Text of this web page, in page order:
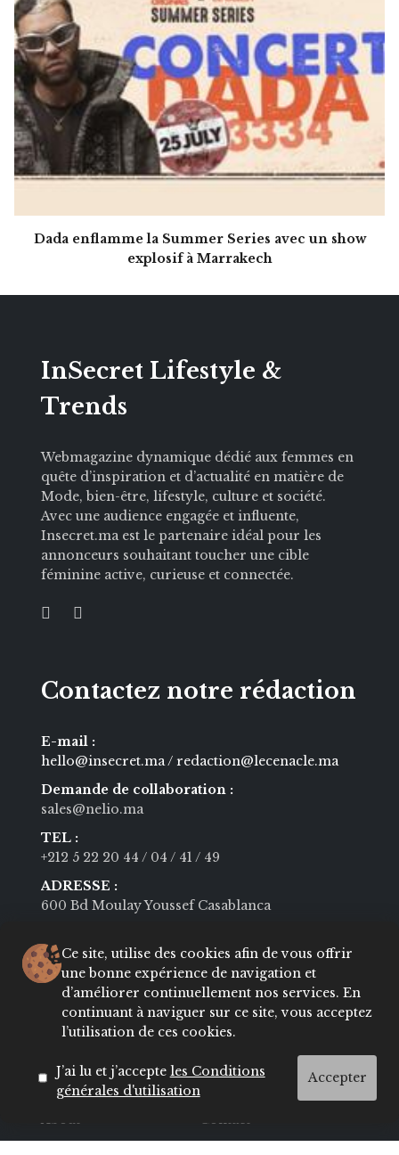
Dada enflamme la Summer Series avec un show
explosif à Marrakech
Ce site, utilise des cookies afin de vous offrir
une bonne expérience de navigation et
d’améliorer continuellement nos services. En
continuant à naviguer sur ce site, vous acceptez
l’utilisation de ces cookies.
J’ai lu et j’accepte les Conditions
générales d'utilisation
Accepter
InSecret Lifestyle &
Trends
Webmagazine dynamique dédié aux femmes en
quête d’inspiration et d’actualité en matière de
Mode, bien-être, lifestyle, culture et société.
Avec une audience engagée et influente,
Insecret.ma est le partenaire idéal pour les
annonceurs souhaitant toucher une cible
féminine active, curieuse et connectée.
Contactez notre rédaction
E-mail :
hello@insecret.ma / redaction@lecenacle.ma
Demande de collaboration :
sales@nelio.ma
TEL :
+212 5 22 20 44 / 04 / 41 / 49
ADRESSE :
600 Bd Moulay Youssef Casablanca
Navigation
MODE
BEAUTÉ
VIE PRIVÉE
LIFESTYLE
About
Contact